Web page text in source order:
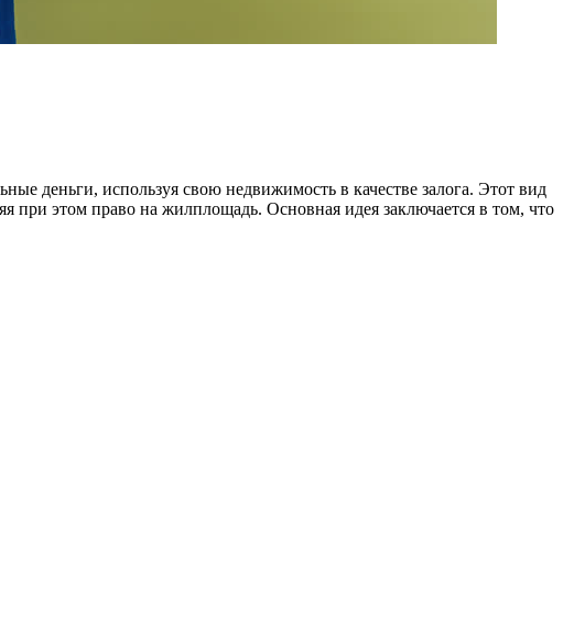
деньги, используя свою недвижимость в качестве залога. Этот вид
при этом право на жилплощадь. Основная идея заключается в том, что